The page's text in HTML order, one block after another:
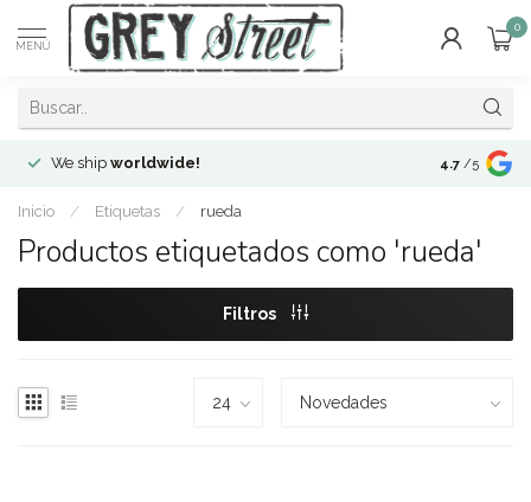
MENÚ
0
We ship worldwide! !Envíos a
4.7 /5
Inicio / Etiquetas / rueda
Productos etiquetados como 'rueda'
Filtros